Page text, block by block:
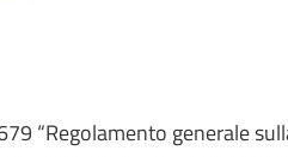
“Regolamento generale